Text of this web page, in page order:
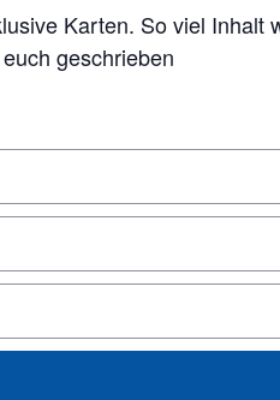
geschrieben